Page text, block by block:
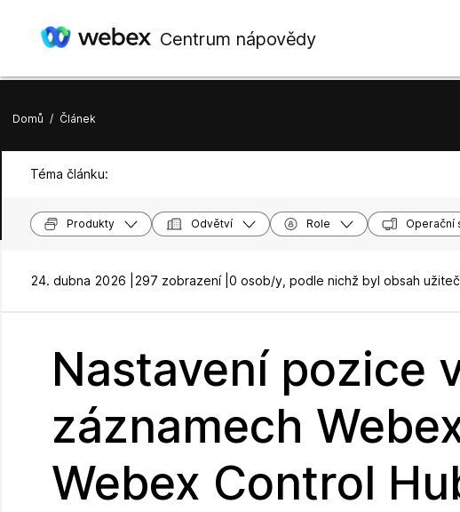
Centrum nápovědy
Domů / Článek
Téma článku:
Produkty Odvětví Role Operační
24. dubna 2026 | 297 zobrazení | 0 osob/y, podle nichž byl obsah
Nastavení pozice
záznamech
Webex Control